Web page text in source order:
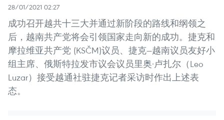
28/01/2021 02:27
成功召开越共十三大并通过新阶段的路线和纲领之
后，越南共产党将会引领国家走向新的成功。捷克和
摩拉维亚共产党 (KSČM)议员、捷克—越南议员友好小
组主席、俄斯特拉发市议会议员里奥·卢扎尔（Leo
Luzar）接受越通社驻捷克记者采访时作出上述表
态。